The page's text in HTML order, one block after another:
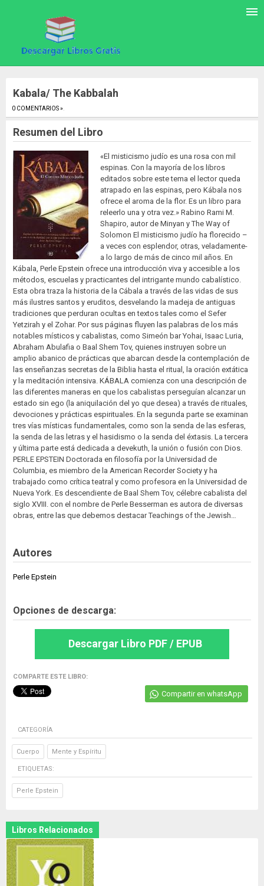
Kabala/ The Kabbalah
0 COMENTARIOS ».
Resumen del Libro
«El misticismo judío es una rosa con mil
espinas. Con la mayoría de los libros
editados sobre este tema el lector queda
atrapado en las espinas, pero Kábala nos
ofrece el aroma de la flor. Es un libro para
releerlo una y otra vez.» Rabino Rami M.
Shapiro, autor de Minyan y The Way of
Solomon El misticismo judío ha florecido –
a veces con esplendor, otras, veladamente-
a lo largo de más de cinco mil años. En
Kábala, Perle Epstein ofrece una introducción viva y accesible a los
métodos, escuelas y practicantes del intrigante mundo cabalístico.
Esta obra traza la historia de la Cábala a través de las vidas de sus
más ilustres santos y eruditos, desvelando la madeja de antiguas
tradiciones que perduran ocultas en textos tales como el Sefer
Yetzirah y el Zohar. Por sus páginas fluyen las palabras de los más
notables místicos y cabalistas, como Simeón bar Yohai, Isaac Luria,
Abraham Abulafia o Baal Shem Tov, quienes instruyen sobre un
amplio abanico de prácticas que abarcan desde la contemplación de
las enseñanzas secretas de la Biblia hasta el ritual, la oración extática
y la meditación intensiva. KÁBALA comienza con una descripción de
las diferentes maneras en que los cabalistas perseguían alcanzar un
estado sin ego (la aniquilación del yo que desea) a través de rituales,
devociones y prácticas espirituales. En la segunda parte se examinan
tres vías místicas fundamentales, como son la senda de las esferas,
la senda de las letras y el hasidismo o la senda del éxtasis. La tercera
y última parte está dedicada a devekuth, la unión o fusión con Dios.
PERLE EPSTEIN Doctorada en filosofía por la Universidad de
Columbia, es miembro de la American Recorder Society y ha
trabajado como crítica teatral y como profesora en la Universidad de
Nueva York. Es descendiente de Baal Shem Tov, célebre cabalista del
siglo XVIII. con el nombre de Perle Besserman es autora de diversas
obras, entre las que debemos destacar Teachings of the Jewish…
Autores
Perle Epstein
Opciones de descarga:
Descargar Libro PDF / EPUB
COMPARTE ESTE LIBRO:
Compartir en whatsApp
CATEGORÍA
Cuerpo Mente y Espíritu
ETIQUETAS:
Perle Epstein
Libros Relacionados